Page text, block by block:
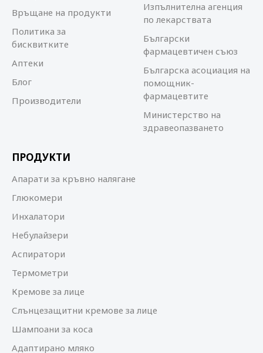
Връщане на продукти
Политика за
бисквитките
Аптеки
Блог
Производители
Изпълнителна агенция
по лекарствата
Български
фармацевтичен съюз
Българска асоциация на
помощник-
фармацевтите
Министерство на
здравеопазването
ПРОДУКТИ
Апарати за кръвно налягане
Глюкомери
Инхалатори
Небулайзери
Аспиратори
Термометри
Кремове за лице
Слънцезащитни кремове за лице
Шампоани за коса
Адаптирано мляко